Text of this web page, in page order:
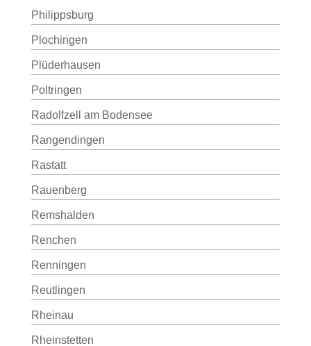
Philippsburg
Plochingen
Plüderhausen
Poltringen
Radolfzell am Bodensee
Rangendingen
Rastatt
Rauenberg
Remshalden
Renchen
Renningen
Reutlingen
Rheinau
Rheinstetten